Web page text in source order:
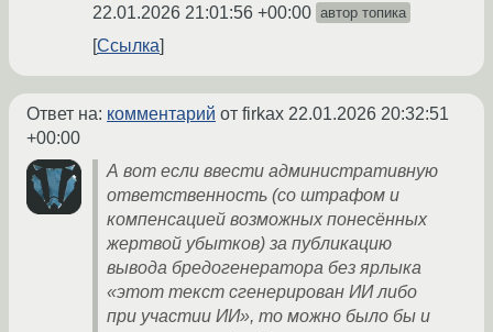
22.01.2026 21:01:56 +00:00 автор топика
Ссылка
Ответ на: комментарий от firkax 22.01.2026 20:32:51
+00:00
А вот если ввести административную
ответственность (со штрафом и
компенсацией возможных понесённых
жертвой убытков) за публикацию
вывода бредогенератора без ярлыка
«этот текст сгенерирован ИИ либо
при участии ИИ», то можно было бы и